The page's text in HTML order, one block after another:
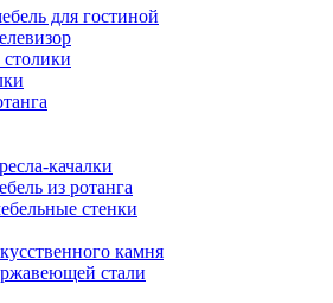
для гостиной
качалки
из ротанга
стенки
камня
стали